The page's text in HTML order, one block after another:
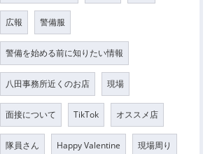
広報 警備服
警備を始める前に知りたい情報
八田事務所近くのお店 現場
面接について TikTok オススメ店
隊員さん Happy Valentine 現場周り